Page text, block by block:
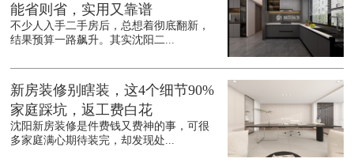
能省则省，实用又靠谱
不少人入手二手房后，总想着彻底翻新，
结果预算一路飙升。其实沈阳二...
新房装修别瞎装，这4个细节90%
家庭踩坑，返工费白花
沈阳新房装修是件费钱又费神的事，可很
多家庭满心期待装完，却发现处...